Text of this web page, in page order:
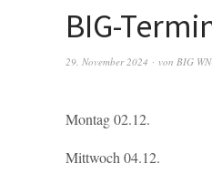
BIG-
29. November 2024 von BIG
Montag 02.12.
Mittwoch 04.12.